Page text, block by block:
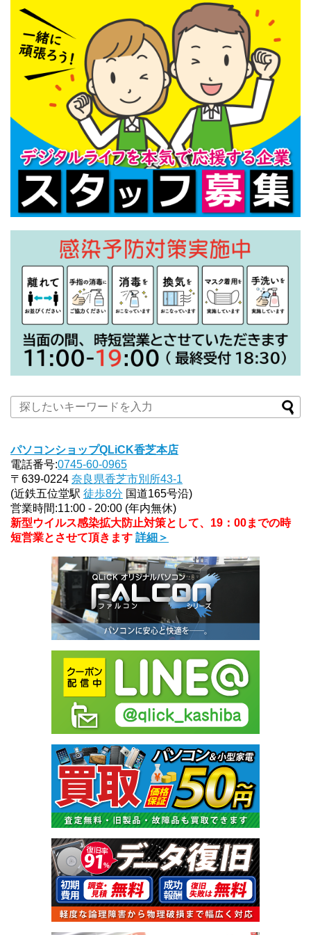
パソコンショップQLiCK香芝本店
電話番号:0745-60-0965
〒639-0224 奈良県香芝市別所43-1
(近鉄五位堂駅 徒歩8分 国道165号沿)
営業時間:11:00 - 20:00 (年内無休)
新型ウイルス感染拡大防止対策として、19：00までの時
短営業とさせて頂きます 詳細＞